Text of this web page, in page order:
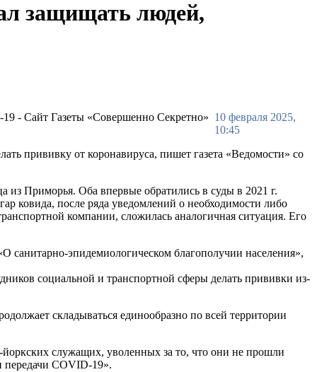
защищать людей,
10 февраля 2025,
10:45
прививку от коронавируса, пишет газета «Ведомости» со
из Приморья. Оба впервые обратились в суды в 2021 г.
ковида, после ряда уведомлений о необходимости либо
компании, сложилась аналогичная ситуация. Его
эпидемиологическом благополучии населения»,
социальной и транспортной сферы делать прививки из-
складываться единообразно по всей территории
служащих, уволенных за то, что они не прошли
передачи COVID-19».